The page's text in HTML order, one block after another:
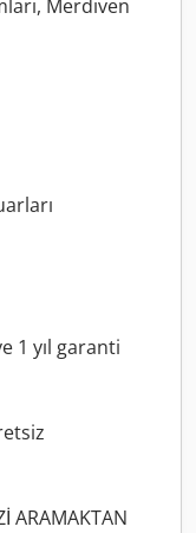
Merdiven
1 yıl garanti
ARAMAKTAN